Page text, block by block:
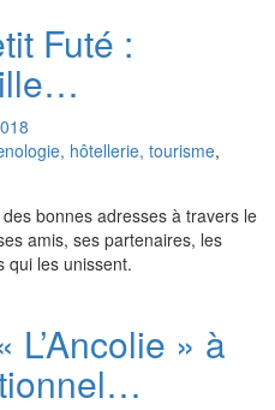
Futé :
hôtellerie, tourisme,
bonnes adresses à travers le
amis, ses partenaires, les
qui les unissent.
L’Ancolie » à